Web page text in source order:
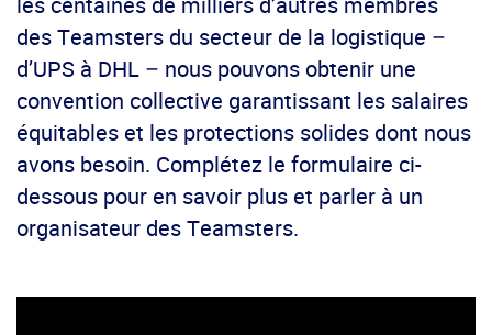
des Teamsters du secteur de la logistique –
d’UPS à DHL – nous pouvons obtenir une
convention collective garantissant les salaires
équitables et les protections solides dont nous
avons besoin. Complétez le formulaire ci-
dessous pour en savoir plus et parler à un
organisateur des Teamsters.